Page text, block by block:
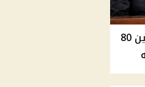
أسعار الوقود في مصر اليوم .. بنزين 80